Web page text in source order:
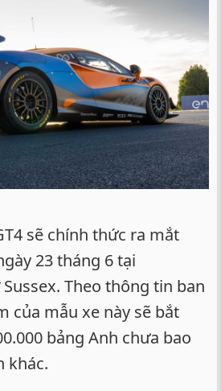
sẽ chính thức ra mắt
23 tháng 6 tại
Theo thông tin ban
của mẫu xe này sẽ bắt
bảng Anh chưa bao
khác.